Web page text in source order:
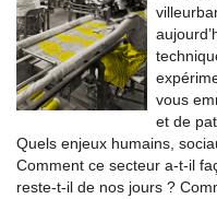
vous
et de
Quels enjeux humains,
Comment ce secteur a-t-il
reste-t-il de nos jours ?